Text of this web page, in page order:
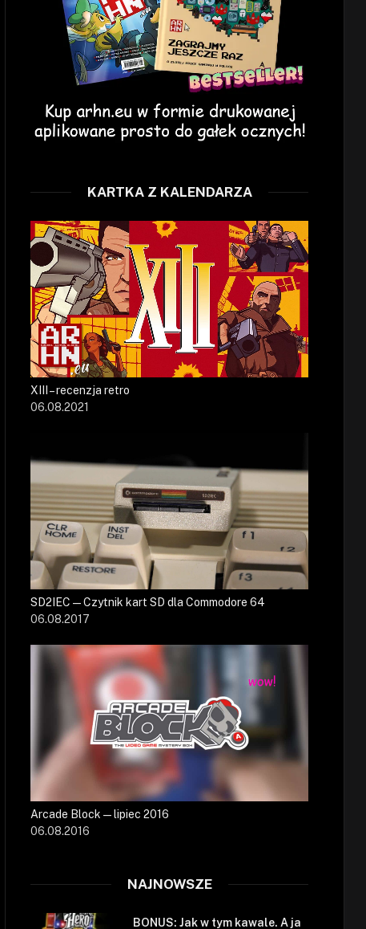
KARTKA Z KALENDARZA
XIII – recenzja retro
06.08.2021
SD2IEC — Czytnik kart SD dla Commodore 64
06.08.2017
Arcade Block — lipiec 2016
06.08.2016
NAJNOWSZE
BONUS: Jak w tym kawale. A ja